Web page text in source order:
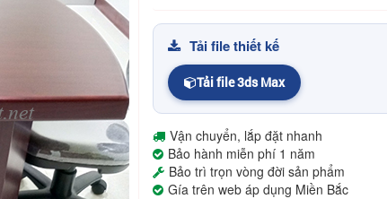
Tải file thiết kế
Tải file 3ds Max
Vận chuyển, lắp đặt nhanh
Bảo hành miễn phí 1 năm
Bảo trì trọn vòng đời sản phẩm
Gía trên web áp dụng Miền Bắc